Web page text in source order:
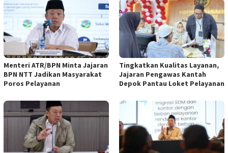
Menteri ATR/BPN Minta Jajaran
BPN NTT Jadikan Masyarakat
Poros Pelayanan
Tingkatkan Kualitas Layanan,
Jajaran Pengawas Kantah
Depok Pantau Loket Pelayanan